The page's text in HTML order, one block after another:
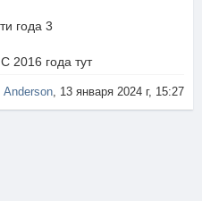
года 3
2016 года тут
Anderson, 13 января 2024 г, 15:27